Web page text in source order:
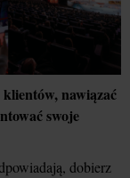
nawiązać
swoje
dobierz